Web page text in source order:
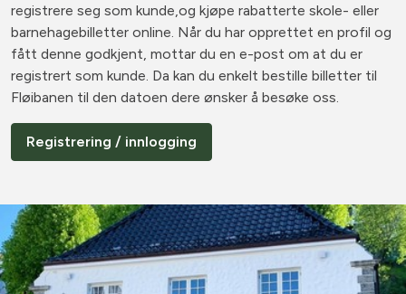
registrere seg som kunde,og kjøpe rabatterte skole- eller
barnehagebilletter online. Når du har opprettet en profil og
fått denne godkjent, mottar du en e-post om at du er
registrert som kunde. Da kan du enkelt bestille billetter til
Fløibanen til den datoen dere ønsker å besøke oss.
Registrering / innlogging